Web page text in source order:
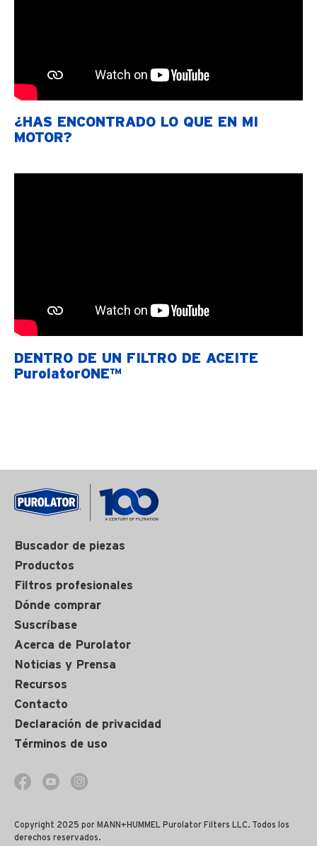
¿HAS ENCONTRADO LO QUE EN MI
MOTOR?
DENTRO DE UN FILTRO DE ACEITE
PurolatorONE™
Buscador de piezas
Productos
Filtros profesionales
Dónde comprar
Suscríbase
Acerca de Purolator
Noticias y Prensa
Recursos
Contacto
Declaración de privacidad
Términos de uso
Copyright 2025 por MANN+HUMMEL Purolator Filters LLC. Todos los
derechos reservados.